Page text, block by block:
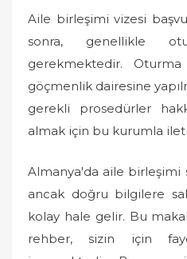
Aile birleşimi vizesi
sonra, genellikle
gerekmektedir.
göçmenlik dairesine
gerekli prosedürler
almak için bu kurumla
Almanya'da aile birleşimi
ancak doğru bilgilere
kolay hale gelir. Bu
rehber, sizin için